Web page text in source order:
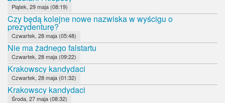
Piątek, 29 maja (08:19)
Czy będą kolejne nowe nazwiska w wyścigu o
prezydenturę?
Czwartek, 28 maja (05:48)
Nie ma żadnego falstartu
Czwartek, 28 maja (09:22)
Krakowscy kandydaci
Czwartek, 28 maja (01:32)
Krakowscy kandydaci
Środa, 27 maja (08:32)